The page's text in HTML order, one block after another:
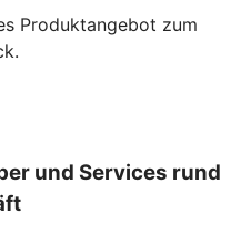
Produktangebot zum
und Services rund